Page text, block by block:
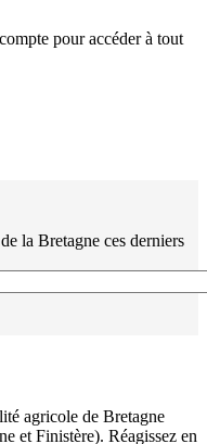
pour accéder à tout
la Bretagne ces derniers
agricole de Bretagne
et Finistère). Réagissez en